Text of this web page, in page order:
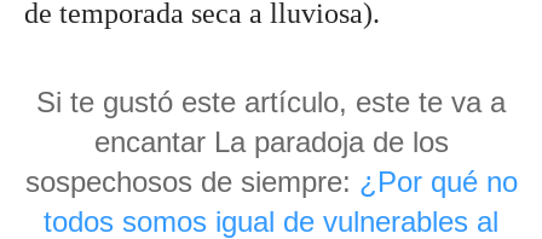
de temporada seca a lluviosa).
Si te gustó este artículo, este te va a
encantar La paradoja de los
sospechosos de siempre: ¿Por qué no
todos somos igual de vulnerables al